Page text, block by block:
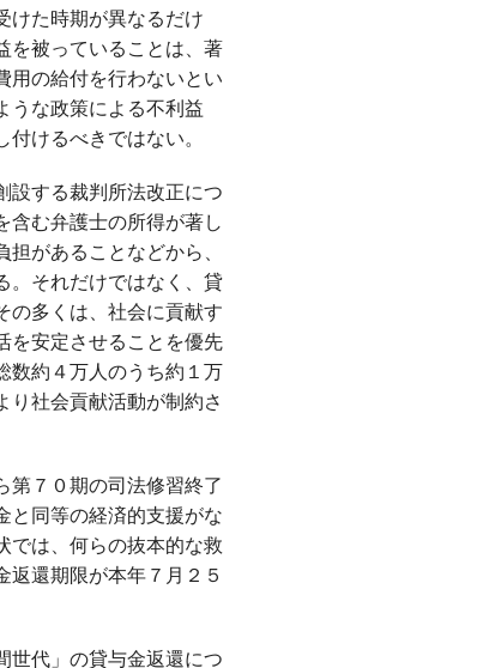
けた時期が異なるだけ
を被っていることは、著
用の給付を行わないとい
うな政策による不利益
けるべきではない。
設する裁判所法改正につ
含む弁護士の所得が著し
があることなどから、
。それだけではなく、貸
の多くは、社会に貢献す
を安定させることを優先
数約４万人のうち約１万
り社会貢献活動が制約さ
第７０期の司法修習終了
と同等の経済的支援がな
では、何らの抜本的な救
返還期限が本年７月２５
世代」の貸与金返還につ